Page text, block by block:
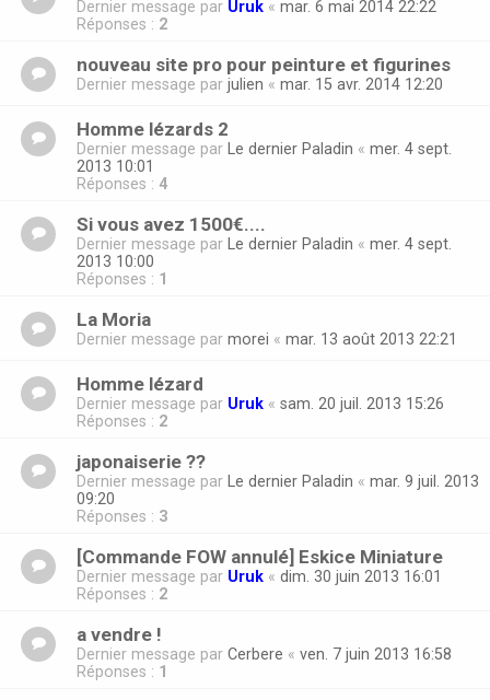
Dernier message par Uruk « mar. 6 mai 2014 22:22
Réponses : 2
nouveau site pro pour peinture et figurines
Dernier message par julien « mar. 15 avr. 2014 12:20
Homme lézards 2
Dernier message par Le dernier Paladin « mer. 4 sept.
2013 10:01
Réponses : 4
Si vous avez 1500€....
Dernier message par Le dernier Paladin « mer. 4 sept.
2013 10:00
Réponses : 1
La Moria
Dernier message par morei « mar. 13 août 2013 22:21
Homme lézard
Dernier message par Uruk « sam. 20 juil. 2013 15:26
Réponses : 2
japonaiserie ??
Dernier message par Le dernier Paladin « mar. 9 juil. 2013
09:20
Réponses : 3
[Commande FOW annulé] Eskice Miniature
Dernier message par Uruk « dim. 30 juin 2013 16:01
Réponses : 2
a vendre !
Dernier message par Cerbere « ven. 7 juin 2013 16:58
Réponses : 1